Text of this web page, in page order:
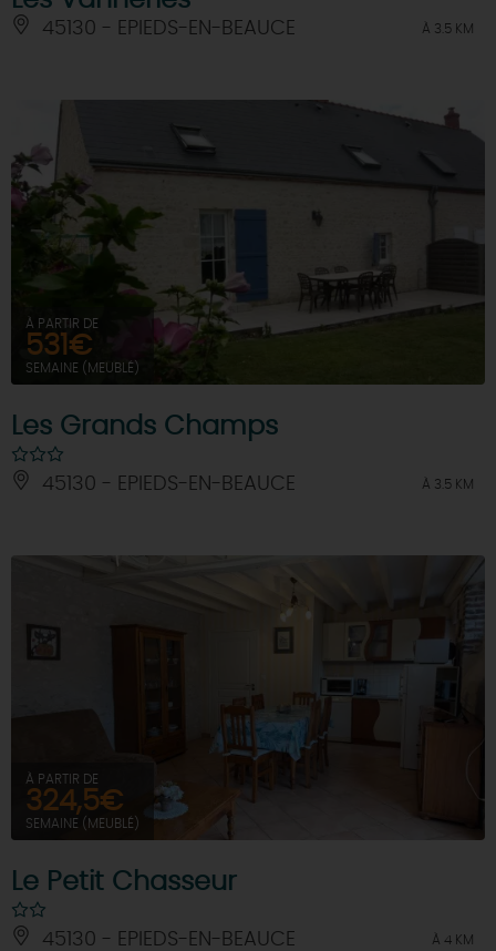
45130 - EPIEDS-EN-BEAUCE À 3.5 KM
À PARTIR DE
531€
SEMAINE (MEUBLÉ)
Les Grands Champs
45130 - EPIEDS-EN-BEAUCE À 3.5 KM
À PARTIR DE
324,5€
SEMAINE (MEUBLÉ)
Le Petit Chasseur
45130 - EPIEDS-EN-BEAUCE À 4 KM